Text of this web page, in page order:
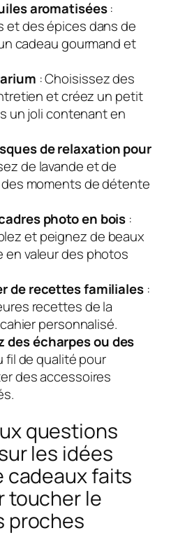
aromatisées:
et des épices dans de
cadeau gourmand et
: Choisissez des
et créez un petit
un joli contenant en
de relaxation pour
de lavande et de
moments de détente
photo en bois :
et peignez de beaux
valeur des photos
de recettes familiales:
recettes de la
personnalisé.
écharpes ou des
fil de qualité pour
des accessoires
questions
les idées
cadeaux faits
toucher le
proches